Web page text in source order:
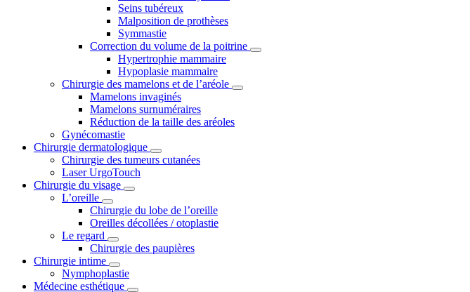
Seins tubéreux
Malposition de prothèses
Symmastie
Correction du volume de la poitrine
Hypertrophie mammaire
Hypoplasie mammaire
Chirurgie des mamelons et de l’aréole
Mamelons invaginés
Mamelons surnuméraires
Réduction de la taille des aréoles
Gynécomastie
Chirurgie dermatologique
Chirurgie des tumeurs cutanées
Laser UrgoTouch
Chirurgie du visage
L’oreille
Chirurgie du lobe de l’oreille
Oreilles décollées / otoplastie
Le regard
Chirurgie des paupières
Chirurgie intime
Nymphoplastie
Médecine esthétique